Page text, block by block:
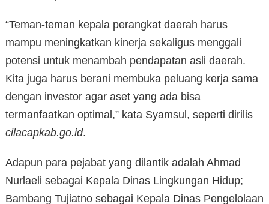
“Teman-teman kepala perangkat daerah harus
mampu meningkatkan kinerja sekaligus menggali
potensi untuk menambah pendapatan asli daerah.
Kita juga harus berani membuka peluang kerja sama
dengan investor agar aset yang ada bisa
termanfaatkan optimal,” kata Syamsul, seperti dirilis
cilacapkab.go.id.
Adapun para pejabat yang dilantik adalah Ahmad
Nurlaeli sebagai Kepala Dinas Lingkungan Hidup;
Bambang Tujiatno sebagai Kepala Dinas Pengelolaan